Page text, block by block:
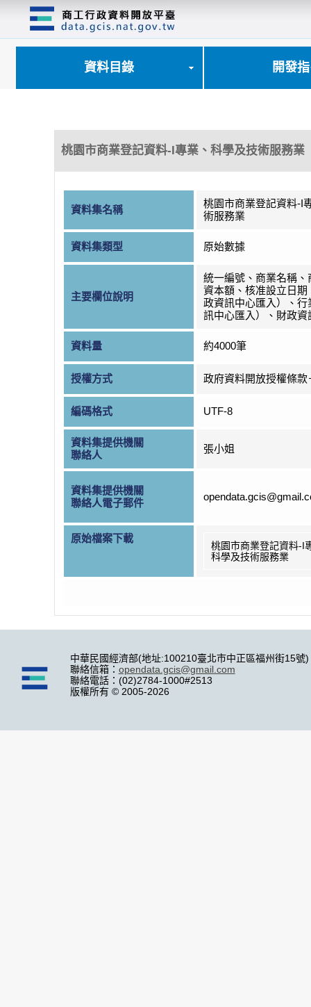
資料目錄 開發
桃園市商業登記資料-I專業、科學及技術服務業
資料集名稱
桃園市商業登記資料-I
術服務業
資料集類型 原始數據
主要欄位說明
統一編號、商業名稱、
資本額、核准設立日期
政資訊中心匯入）、行
訊中心匯入）、財政資
資料量 約4000筆
授權方式 政府資料開放授權條款
編碼格式 UTF-8
資料集提供機關
聯絡人
張小姐
資料集提供機關
聯絡人電子郵件
原始檔案下載
桃園市商業登記資料-I
科學及技術服務業
中華民國經濟部(地址:100210臺北市中正區福州街15號)
聯絡信箱： opendata.gcis@gmail.com
聯絡電話：(02)2784-1000#2513
版權所有 © 2005-2026